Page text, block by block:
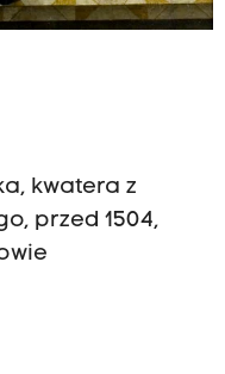
kwatera z
przed 1504,